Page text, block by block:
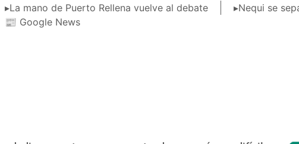
▸La mano de Puerto Rellena vuelve al debate
▸Nequi se
📰 Google News